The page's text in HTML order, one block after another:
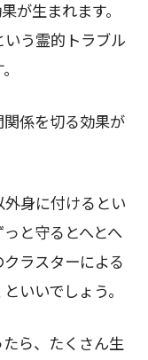
が生まれます。
う霊的トラブル
係を切る効果が
身に付けるとい
と守るとへとへ
ラスターによる
いいでしょう。
ら、たくさん生